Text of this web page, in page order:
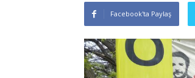
Facebook'ta Paylaş